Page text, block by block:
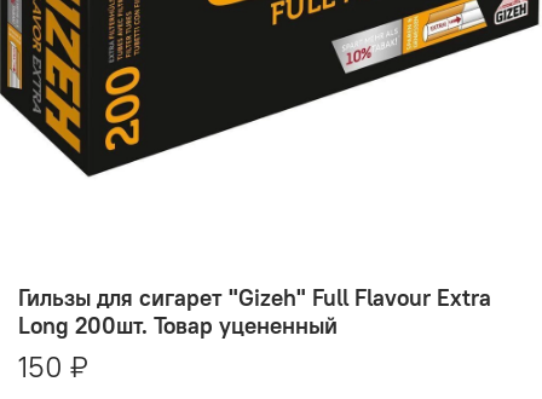
Гильзы для сигарет "Gizeh" Full Flavour Extra
Long 200шт. Товар уцененный
150 ₽